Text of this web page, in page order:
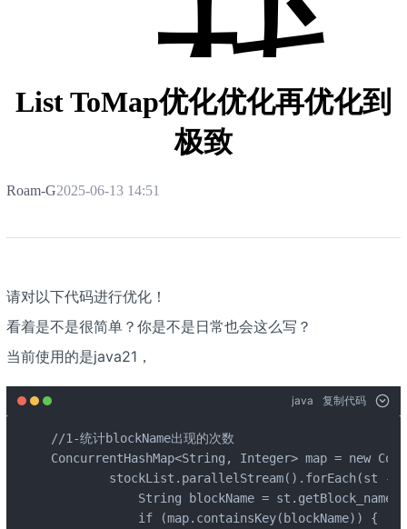
栈
List ToMap优化优化再优化到
极致
Roam-G2025-06-13 14:51
请对以下代码进行优化！
看着是不是很简单？你是不是日常也会这么写？
当前使用的是java21，
java 复制代码
//1-统计blockName出现的次数
ConcurrentHashMap<String, Integer> map = new
stockList.parallelStream().forEach(st ->
String blockName =
            if (map.containsKey(blockName)) {